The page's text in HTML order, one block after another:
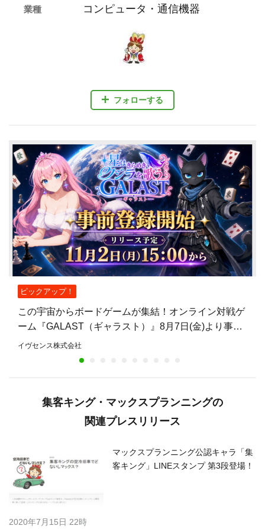
フォローする
業種 コンピュータ・通信機器
ピックアップ！
この宇宙からボードゲームが集結！オンライン対戦ゲ
ーム『GALAST（ギャラスト）』8月7日(金)より事前
登録開始！
イヴセンス株式会社
集客キング・マックスプランニングの
関連プレスリリース
マックスプランニング公認キャラ「集
客キング」LINEスタンプ 第3段登場！
2020年7月15日 22時